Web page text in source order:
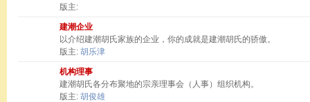
版主:
建潮企业
以介绍建潮胡氏家族的企业，你的成就是建潮胡氏的骄傲。
版主: 胡乐津
机构理事
建潮胡氏各分布聚地的宗亲理事会（人事）组织机构。
版主: 胡俊雄